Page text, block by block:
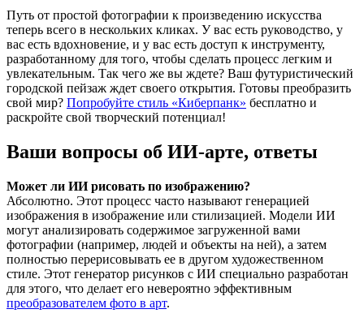
Путь от простой фотографии к произведению искусства
теперь всего в нескольких кликах. У вас есть руководство, у
вас есть вдохновение, и у вас есть доступ к инструменту,
разработанному для того, чтобы сделать процесс легким и
увлекательным. Так чего же вы ждете? Ваш футуристический
городской пейзаж ждет своего открытия. Готовы преобразить
свой мир? Попробуйте стиль «Киберпанк» бесплатно и
раскройте свой творческий потенциал!
Ваши вопросы об ИИ-арте, ответы
Может ли ИИ рисовать по изображению?
Абсолютно. Этот процесс часто называют генерацией
изображения в изображение или стилизацией. Модели ИИ
могут анализировать содержимое загруженной вами
фотографии (например, людей и объекты на ней), а затем
полностью перерисовывать ее в другом художественном
стиле. Этот генератор рисунков с ИИ специально разработан
для этого, что делает его невероятно эффективным
преобразователем фото в арт.